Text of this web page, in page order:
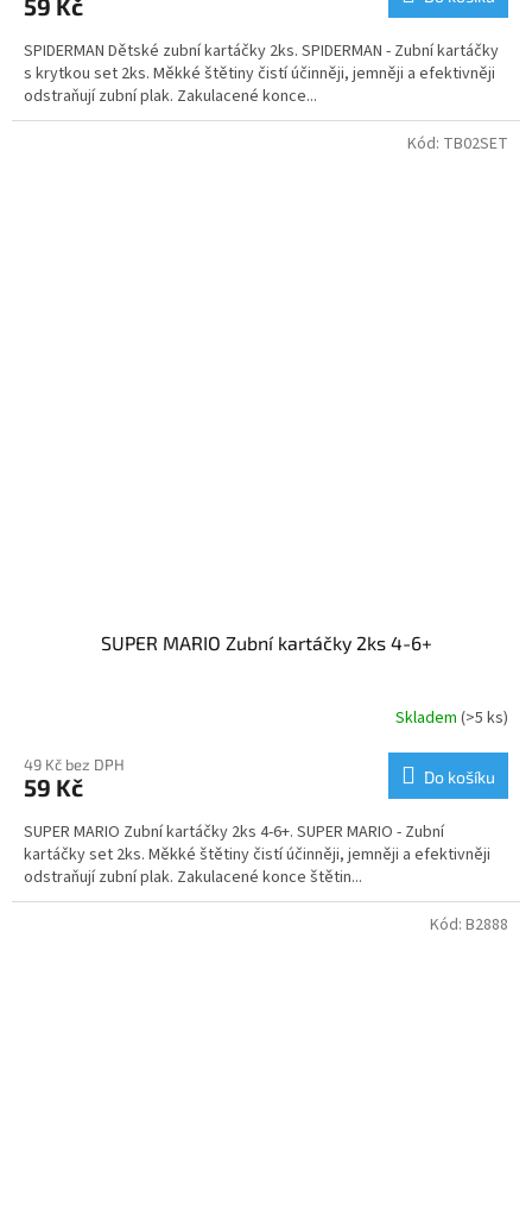
59 Kč
SPIDERMAN Dětské zubní kartáčky 2ks. SPIDERMAN - Zubní kartáčky
s krytkou set 2ks. Měkké štětiny čistí účinněji, jemněji a efektivněji
odstraňují zubní plak. Zakulacené konce...
SUPER MARIO Zubní kartáčky 2ks 4-6+
Skladem (>5 ks)
49 Kč bez DPH
59 Kč Do košíku
SUPER MARIO Zubní kartáčky 2ks 4-6+. SUPER MARIO - Zubní
kartáčky set 2ks. Měkké štětiny čistí účinněji, jemněji a efektivněji
odstraňují zubní plak. Zakulacené konce štětin...
Kód: TB02SET
Kód: B2888